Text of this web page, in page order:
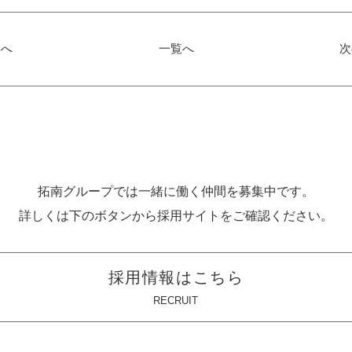
一覧へ
拓南グループでは一緒に働く 仲間を募集中です。
詳しくは下のボタンから採用サイトをご確認ください。
採用情報はこちら
RECRUIT